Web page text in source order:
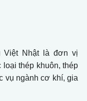
Việt Nhật là đơn vị
loại thép khuôn, thép
vụ ngành cơ khí, gia